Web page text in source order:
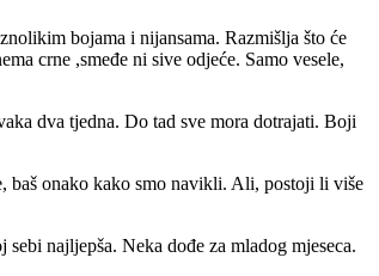
bojama i nijansama. Razmišlja što će
crne ,smeđe ni sive odjeće. Samo vesele,
dva tjedna. Do tad sve mora dotrajati. Boji
baš onako kako smo navikli. Ali, postoji li više
najljepša. Neka dođe za mladog mjeseca.